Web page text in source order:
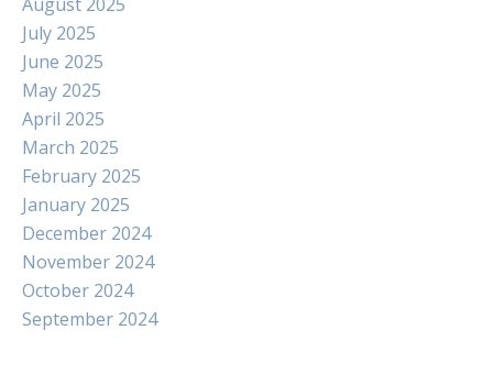
July 2025
June 2025
May 2025
April 2025
March 2025
February 2025
January 2025
December 2024
November 2024
October 2024
September 2024